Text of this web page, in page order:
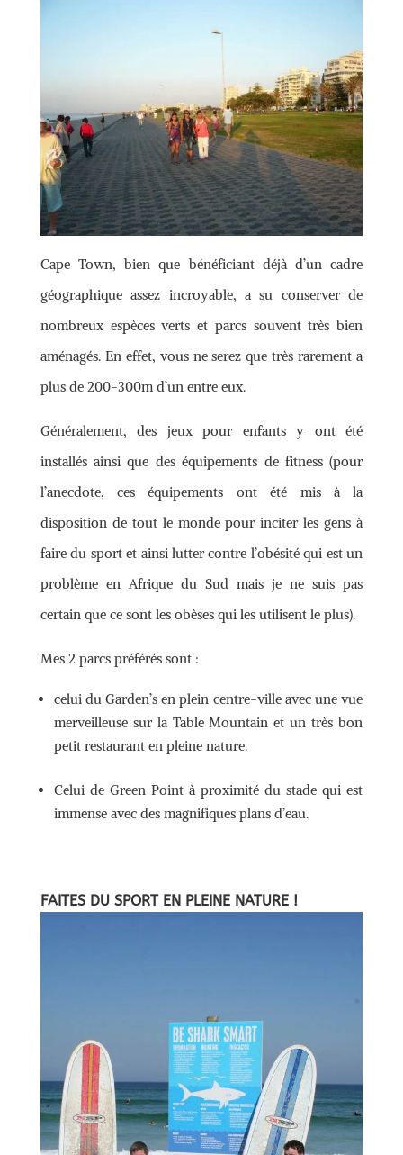
Cape Town, bien que bénéficiant déjà d’un cadre
géographique assez incroyable, a su conserver de
nombreux espèces verts et parcs souvent très bien
aménagés. En effet, vous ne serez que très rarement a
plus de 200-300m d’un entre eux.
Généralement, des jeux pour enfants y ont été
installés ainsi que des équipements de fitness (pour
l’anecdote, ces équipements ont été mis à la
disposition de tout le monde pour inciter les gens à
faire du sport et ainsi lutter contre l’obésité qui est un
problème en Afrique du Sud mais je ne suis pas
certain que ce sont les obèses qui les utilisent le plus).
Mes 2 parcs préférés sont :
celui du Garden’s en plein centre-ville avec une vue
merveilleuse sur la Table Mountain et un très bon
petit restaurant en pleine nature.
Celui de Green Point à proximité du stade qui est
immense avec des magnifiques plans d’eau.
FAITES DU SPORT EN PLEINE NATURE !